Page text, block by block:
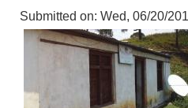
Submitted on: Wed, 06/20/